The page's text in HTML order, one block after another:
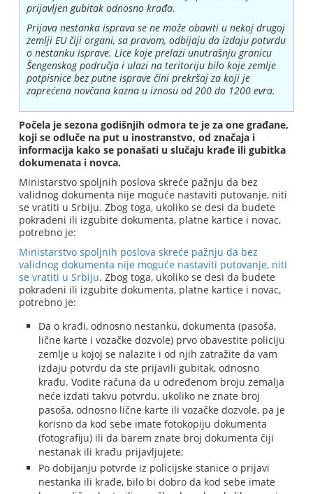
prijavljen gubitak odnosno krađa.
Prijava nestanka isprava se ne može obaviti u nekoj drugoj
zemlji EU čiji organi, sa pravom, odbijaju da izdaju potvrdu
o nestanku isprave. Lice koje prelazi unutrašnju granicu
Šengenskog područja i ulazi na teritoriju bilo koje zemlje
potpisnice bez putne isprave čini prekršaj za koji je
zaprećena novčana kazna u iznosu od 200 do 1200 evra.
Počela je sezona godišnjih odmora te je za one građane,
koji se odluče na put u inostranstvo, od značaja i
informacija kako se ponašati u slučaju krađe ili gubitka
dokumenata i novca.
Ministarstvo spoljnih poslova skreće pažnju da bez
validnog dokumenta nije moguće nastaviti putovanje, niti
se vratiti u Srbiju. Zbog toga, ukoliko se desi da budete
pokradeni ili izgubite dokumenta, platne kartice i novac,
potrebno je:
Ministarstvo spoljnih poslova skreće pažnju da bez
validnog dokumenta nije moguće nastaviti putovanje, niti
se vratiti u Srbiju. Zbog toga, ukoliko se desi da budete
pokradeni ili izgubite dokumenta, platne kartice i novac,
potrebno je:
Da o krađi, odnosno nestanku, dokumenta (pasoša,
lične karte i vozačke dozvole) prvo obavestite policiju
zemlje u kojoj se nalazite i od njih zatražite da vam
izdaju potvrdu da ste prijavili gubitak, odnosno
krađu. Vodite računa da u određenom broju zemalja
neće izdati takvu potvrdu, ukoliko ne znate broj
pasoša, odnosno lične karte ili vozačke dozvole, pa je
korisno da kod sebe imate fotokopiju dokumenta
(fotografiju) ili da barem znate broj dokumenta čiji
nestanak ili krađu prijavljujete;
Po dobijanju potvrde iz policijske stanice o prijavi
nestanka ili krađe, bilo bi dobro da kod sebe imate